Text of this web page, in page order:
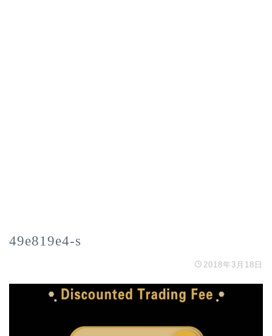
49e819e4-s
2018年3月18日